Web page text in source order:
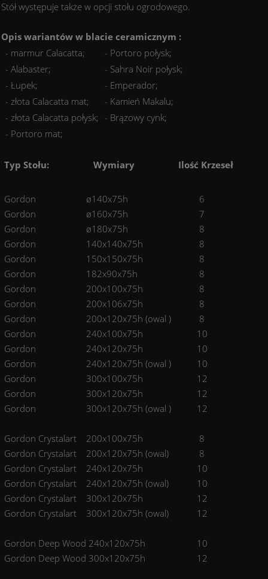
Stół występuje także w opcji stołu ogrodowego.
Opis wariantów w blacie ceramicznym :
- marmur Calacatta;
- Portoro połysk;
- Alabaster;
- Sahra Noir połysk;
- Łupek;
- Emperador;
- złota Calacatta mat;
- Kamień Makalu;
- złota Calacatta połysk; - Brązowy cynk;
- Portoro mat;
Typ Stołu: Wymiary Ilość Krzeseł
Gordon ø140x75h
6
Gordon
ø160x75h
7
Gordon
ø180x75h
8
Gordon
140x140x75h
8
Gordon
150x150x75h
8
Gordon
182x90x75h
8
Gordon
200x100x75h
8
Gordon
200x106x75h
8
Gordon
200x120x75h (owal )
8
Gordon
240x100x75h
10
Gordon
240x120x75h
10
Gordon
240x120x75h (owal )
10
Gordon
300x100x75h
12
Gordon
300x120x75h
12
Gordon
300x120x75h (owal ) 12
Gordon Crystalart 200x100x75h
8
Gordon Crystalart
200x120x75h (owal)
8
Gordon Crystalart
240x120x75h
10
Gordon Crystalart
240x120x75h (owal)
10
Gordon Crystalart
300x120x75h
12
Gordon Crystalart
300x120x75h (owal) 12
Gordon Deep Wood 240x120x75h
10
Gordon Deep Wood 300x120x75h 12